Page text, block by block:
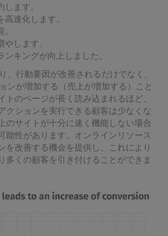
ます。
速化します。
します。
キングが向上しました。
、行動要因が改善されるだけでなく、
ンが増加する（売上が増加する）こと
のページが長く読み込まれるほど、
クションを実行できる顧客は少なくな
のサイトが十分に速く機能しない場合
能性があります。オンラインリソース
を改善する機会を提供し、これにより
多くの顧客を引き付けることができま